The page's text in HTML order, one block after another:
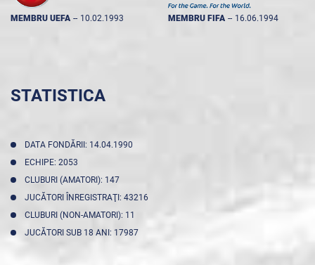
MEMBRU UEFA -- 10.02.1993 MEMBRU FIFA -- 16.06.1994
STATISTICA
DATA FONDĂRII: 14.04.1990
ECHIPE: 2053
CLUBURI (AMATORI): 147
JUCĂTORI ÎNREGISTRAŢI: 43216
CLUBURI (NON-AMATORI): 11
JUCĂTORI SUB 18 ANI: 17987